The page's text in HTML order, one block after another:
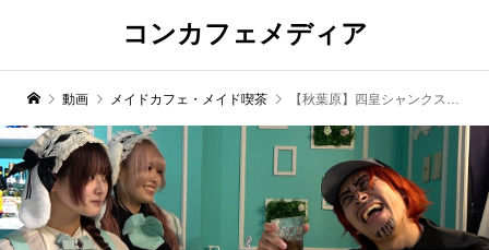
コンカフェメディア
動画 メイドカフェ・メイド喫茶 【秋葉原】四皇シャンクスさん、メイド喫茶に行く